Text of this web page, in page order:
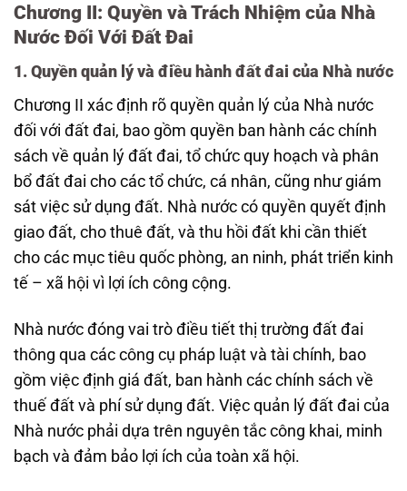
Chương II: Quyền và Trách Nhiệm của Nhà
Nước Đối Với Đất Đai
1. Quyền quản lý và điều hành đất đai của Nhà nước
Chương II xác định rõ quyền quản lý của Nhà nước
đối với đất đai, bao gồm quyền ban hành các chính
sách về quản lý đất đai, tổ chức quy hoạch và phân
bổ đất đai cho các tổ chức, cá nhân, cũng như giám
sát việc sử dụng đất. Nhà nước có quyền quyết định
giao đất, cho thuê đất, và thu hồi đất khi cần thiết
cho các mục tiêu quốc phòng, an ninh, phát triển kinh
tế – xã hội vì lợi ích công cộng.
Nhà nước đóng vai trò điều tiết thị trường đất đai
thông qua các công cụ pháp luật và tài chính, bao
gồm việc định giá đất, ban hành các chính sách về
thuế đất và phí sử dụng đất. Việc quản lý đất đai của
Nhà nước phải dựa trên nguyên tắc công khai, minh
bạch và đảm bảo lợi ích của toàn xã hội.